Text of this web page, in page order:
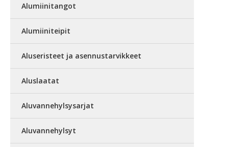
Alumiinitangot
Alumiiniteipit
Aluseristeet ja asennustarvikkeet
Aluslaatat
Aluvannehylsysarjat
Aluvannehylsyt